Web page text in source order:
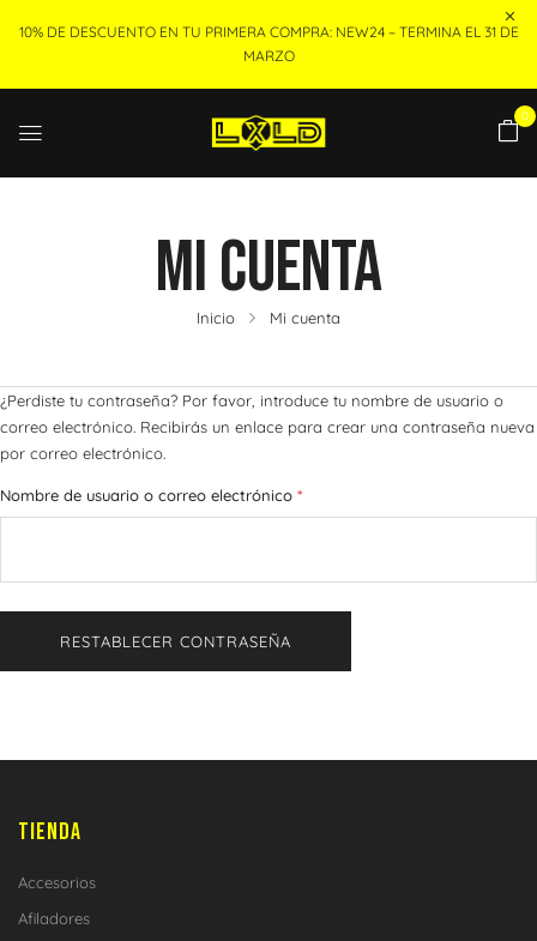
10% DE DESCUENTO EN TU PRIMERA COMPRA: NEW24 – TERMINA EL 31 DE
MARZO
0
Mi Cuenta
Inicio Mi cuenta
¿Perdiste tu contraseña? Por favor, introduce tu nombre de usuario o
correo electrónico. Recibirás un enlace para crear una contraseña nueva
por correo electrónico.
Nombre de usuario o correo electrónico *
RESTABLECER CONTRASEÑA
TIENDA
Accesorios
Afiladores